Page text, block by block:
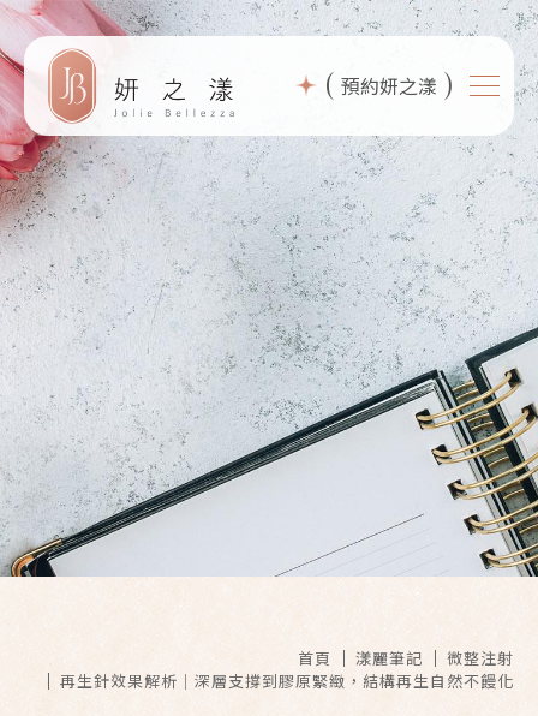
( 預約妍之漾 )
首頁 漾麗筆記
微整注射
再生針效果解析｜深層支撐到膠原緊緻，結構再生自然不饅化